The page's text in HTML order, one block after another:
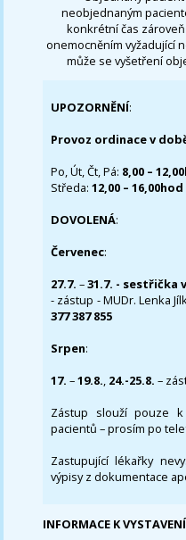
neobjednaným
konkrétní čas
onemocněním vyžadující
může se vyšetření
UPOZORNĚNÍ:
Provoz ordinace v
Po, Út, Čt, Pá: 8,00 –
Středa:12,00 – 16,00hod
DOVOLENÁ:
Červenec:
27.7.–31.7. - sestřička
- zástup - MUDr. Lenka
377 387 855
Srpen:
17. –19.8., 24.-25.8. –
Zástup slouží pouze k
pacientů – prosím po
Zastupující lékařky
výpisy z dokumentace
INFORMACE K